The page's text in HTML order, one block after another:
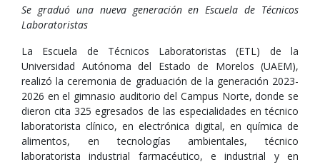
Se graduó una nueva generación en Escuela de Técnicos
Laboratoristas
La Escuela de Técnicos Laboratoristas (ETL) de la
Universidad Autónoma del Estado de Morelos (UAEM),
realizó la ceremonia de graduación de la generación 2023-
2026 en el gimnasio auditorio del Campus Norte, donde se
dieron cita 325 egresados de las especialidades en técnico
laboratorista clínico, en electrónica digital, en química de
alimentos, en tecnologías ambientales, técnico
laboratorista industrial farmacéutico, e industrial y en